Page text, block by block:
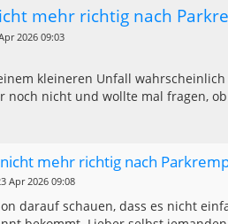
mehr richtig nach
2026 09:03
kleineren Unfall
noch nicht und wollte mal fragen,
mehr richtig nach
Apr 2026 09:08
darauf schauen, dass es nicht